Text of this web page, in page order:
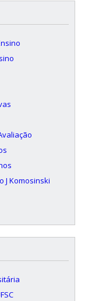
J Komosinski